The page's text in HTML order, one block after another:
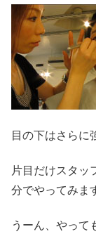
目の下はさらに
片目だけスタッ
分でやってみま
うーん、やって